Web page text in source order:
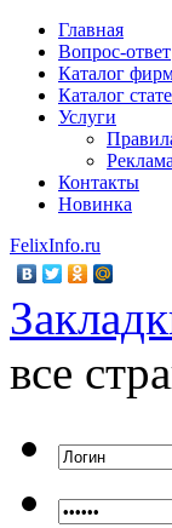
Главная
Вопрос-ответ
Каталог
Каталог
Услуги
Реклама
Контакты
Новинка
FelixInfo.ru
все